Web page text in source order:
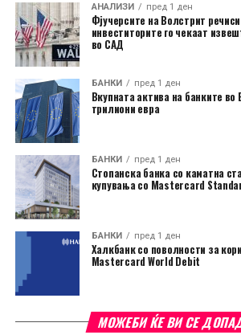
АНАЛИЗИ пред 1 ден
Фјучерсите на Волстрит
инвеститорите го чекаат
во САД
БАНКИ пред 1 ден
Вкупната актива на банките
трилиони евра
БАНКИ пред 1 ден
Стопанска банка со каматна
купувања со Mastercard
БАНКИ пред 1 ден
Халкбанк со поволности за
Mastercard World Debit
МОЖЕБИ ЌЕ ВИ СЕ